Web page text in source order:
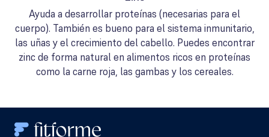
Ayuda a desarrollar proteínas (necesarias para el
cuerpo). También es bueno para el sistema inmunitario,
las uñas y el crecimiento del cabello. Puedes encontrar
zinc de forma natural en alimentos ricos en proteínas
como la carne roja, las gambas y los cereales.